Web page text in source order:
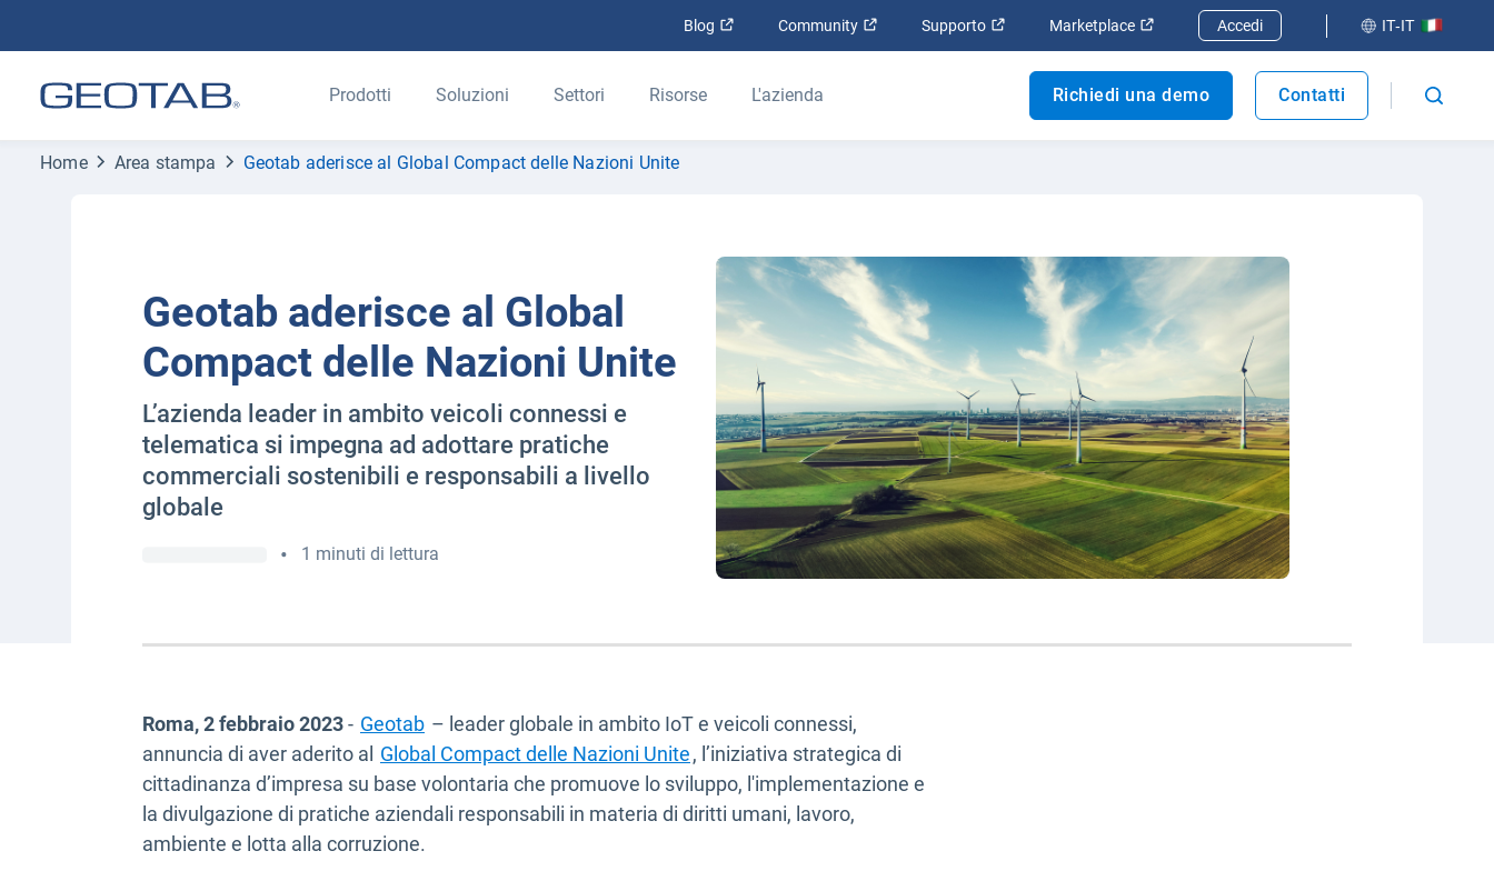
Blog Apri in una nuova finestra
Community Apri in una nuova finestra
Supporto Apri in una nuova finestra
Marketplace Apri in una nuova finestra
Accedi IT-IT
Prodotti Soluzioni Settori Risorse L'azienda Richiedi una demo Contatti
Home Area stampa Geotab aderisce al Global Compact delle Nazioni Unite
Geotab aderisce al Global
Compact delle Nazioni Unite
L’azienda leader in ambito veicoli connessi e
telematica si impegna ad adottare pratiche
commerciali sostenibili e responsabili a livello
globale
• 1 minuti di lettura
Roma, 2 febbraio 2023- Geotab – leader globale in ambito IoT e veicoli connessi,
annuncia di aver aderito al Global Compact delle Nazioni UniteApri in una nuova finestra
, l’iniziativa strategica di
cittadinanza d’impresa su base volontaria che promuove lo sviluppo, l'implementazione e
la divulgazione di pratiche aziendali responsabili in materia di diritti umani, lavoro,
ambiente e lotta alla corruzione.